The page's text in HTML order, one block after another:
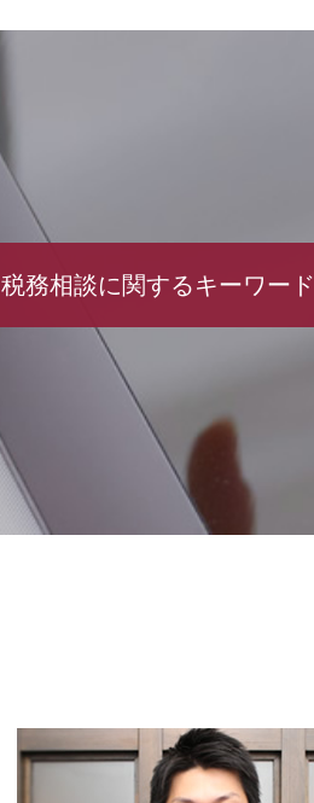
税務相談に関するキーワード
法人税 申告期限
税務調査 反面調査
青色申告 経費
青色申告 期限
電子帳簿保存法 要件
国税庁 確定申告
節税 対策
確定申告 経費